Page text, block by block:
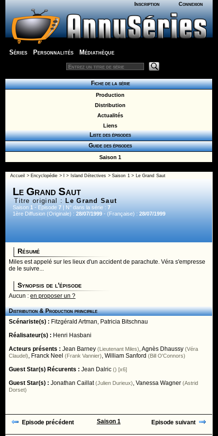
Inscription Connexion
Séries Personnalités Médiathèque
Fiche de la série
Production
Distribution
Actualités
Liens
Liste des épisodes
Guide des épisodes
Saison 1
Accueil > Encyclopédie > > Island Détectives >Saison 1> Le Grand Saut
Le Grand Saut
Titre original : Le Grand Saut
Saison1 - Episode7 | N° dans la série :7
1ère Diffusion (Originale) :28/07/1999 - (Française) :28/07/1999
Résumé
Miles est appelé sur les lieux d'un accident de parachute. Véra s'empresse
de le suivre...
Synopsis de l'épisode
Aucun :en proposer un ?
Distribution & Production principale
Scénariste(s) : Fitzgérald Artman, Patricia Bitschnau
Réalisateur(s) : Henri Hasbani
Acteurs présents :Jean Barney (Lieutenant Miles),Agnès Dhaussy (Véra
Claudel), Franck Neel (Frank Vannier),William Sanford (Bill O'Connors)
Guest Star(s) Récurents :Jean Dalric () [x6]
Guest Star(s) :Jonathan Caillat (Julien Durieux),Vanessa Wagner (Astrid
Dorset)
Episode précédent Saison 1 Episode suivant